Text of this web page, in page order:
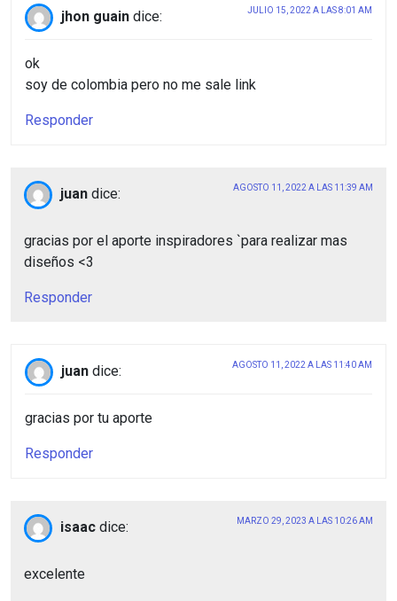
jhon guain dice: JULIO 15, 2022 A LAS 8:01 AM
ok
soy de colombia pero no me sale link
Responder
juan dice: AGOSTO 11, 2022 A LAS 11:39 AM
gracias por el aporte inspiradores `para realizar mas
diseños <3
Responder
juan dice: AGOSTO 11, 2022 A LAS 11:40 AM
gracias por tu aporte
Responder
isaac dice: MARZO 29, 2023 A LAS 10:26 AM
excelente